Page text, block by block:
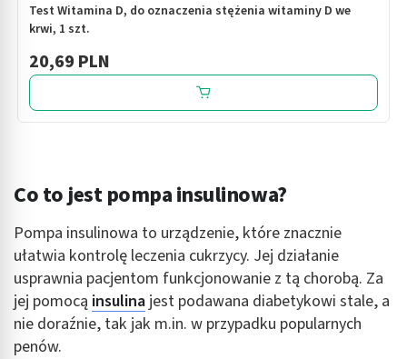
Test Witamina D, do oznaczenia stężenia witaminy D we
krwi, 1 szt.
20,69 PLN
Co to jest pompa insulinowa?
Pompa insulinowa to urządzenie, które znacznie
ułatwia kontrolę leczenia cukrzycy. Jej działanie
usprawnia pacjentom funkcjonowanie z tą chorobą. Za
jej pomocą insulina jest podawana diabetykowi stale, a
nie doraźnie, tak jak m.in. w przypadku popularnych
penów.